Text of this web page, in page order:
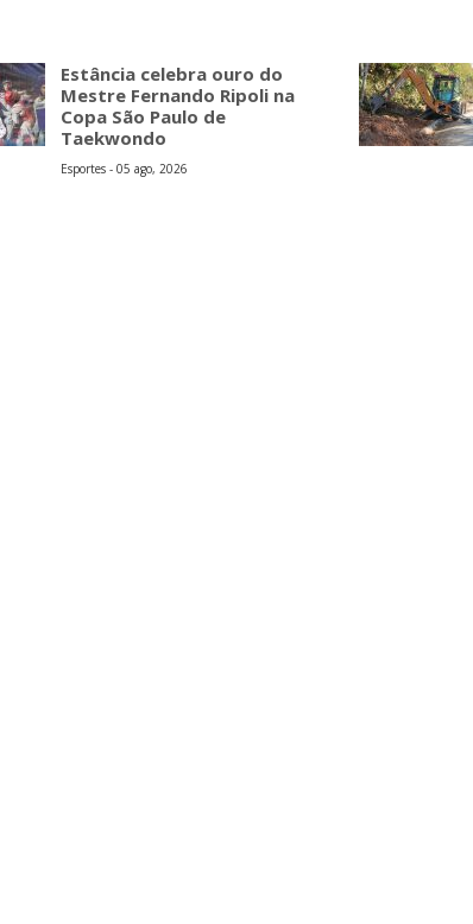
Estância celebra ouro do
Mestre Fernando Ripoli na
Copa São Paulo de
Taekwondo
Esportes - 05 ago, 2026